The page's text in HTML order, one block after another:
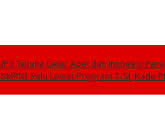
Tahuna Gelar Apel dan Inspeksi
Palu Lewat Program TJSLKado